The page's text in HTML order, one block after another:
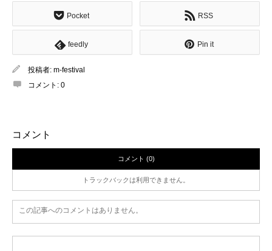
Pocket RSS
feedly Pin it
投稿者: m-festival
コメント: 0
コメント
コメント (0)
トラックバックは利用できません。
この記事へのコメントはありません。